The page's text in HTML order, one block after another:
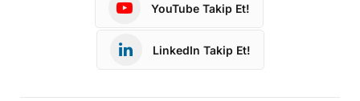
YouTube Takip Et!
LinkedIn Takip Et!